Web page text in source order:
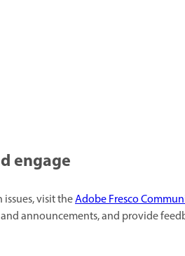
engage
visit theAdobe Fresco
announcements, and provide